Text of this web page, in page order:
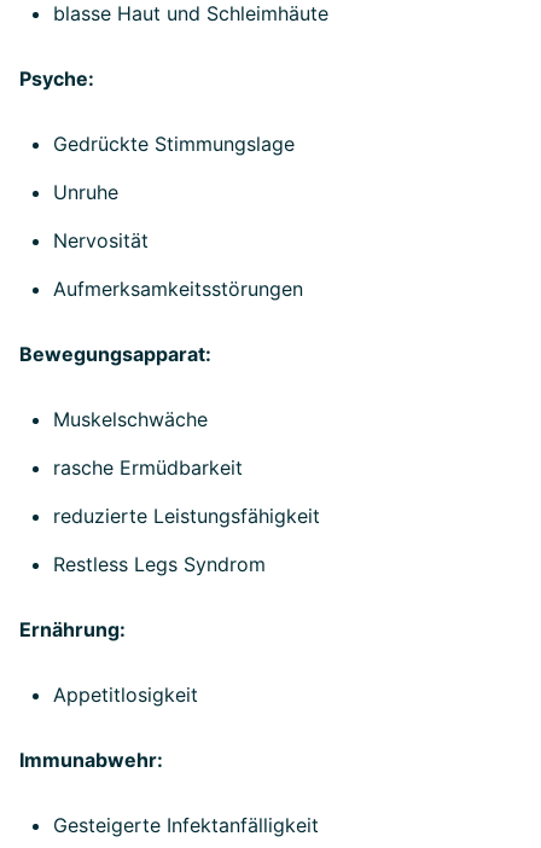
blasse Haut und Schleimhäute
Psyche:
Gedrückte Stimmungslage
Unruhe
Nervosität
Aufmerksamkeitsstörungen
Bewegungsapparat:
Muskelschwäche
rasche Ermüdbarkeit
reduzierte Leistungsfähigkeit
Restless Legs Syndrom
Ernährung:
Appetitlosigkeit
Immunabwehr:
Gesteigerte Infektanfälligkeit